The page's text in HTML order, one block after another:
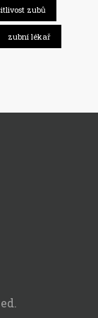
zubů
zubní lékař